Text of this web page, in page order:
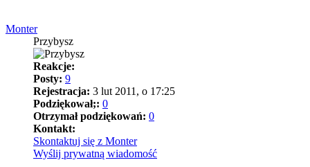
Monter
Przybysz
Reakcje:
Posty: 9
Rejestracja: 3 lut 2011, o 17:25
Podziękował;: 0
Otrzymał podziękowań: 0
Kontakt:
Skontaktuj się z Monter
Wyślij prywatną wiadomość